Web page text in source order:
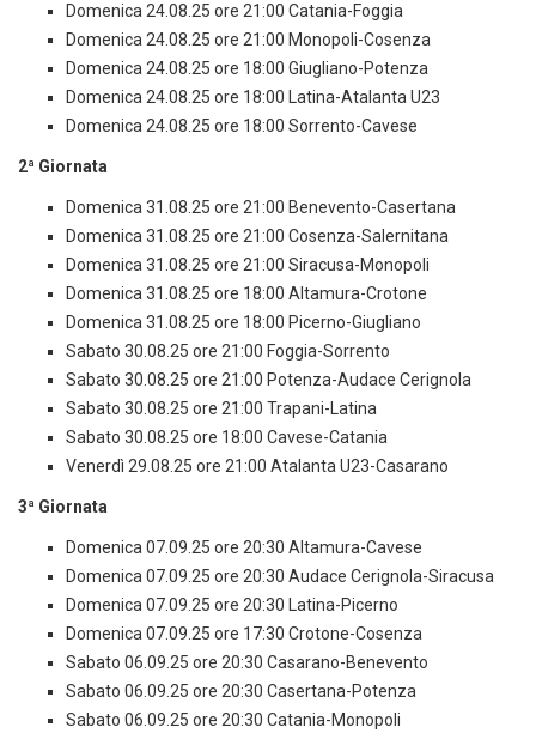
Domenica 24.08.25 ore 21:00 Catania-Foggia
Domenica 24.08.25 ore 21:00 Monopoli-Cosenza
Domenica 24.08.25 ore 18:00 Giugliano-Potenza
Domenica 24.08.25 ore 18:00 Latina-Atalanta U23
Domenica 24.08.25 ore 18:00 Sorrento-Cavese
2ª Giornata
Domenica 31.08.25 ore 21:00 Benevento-Casertana
Domenica 31.08.25 ore 21:00 Cosenza-Salernitana
Domenica 31.08.25 ore 21:00 Siracusa-Monopoli
Domenica 31.08.25 ore 18:00 Altamura-Crotone
Domenica 31.08.25 ore 18:00 Picerno-Giugliano
Sabato 30.08.25 ore 21:00 Foggia-Sorrento
Sabato 30.08.25 ore 21:00 Potenza-Audace Cerignola
Sabato 30.08.25 ore 21:00 Trapani-Latina
Sabato 30.08.25 ore 18:00 Cavese-Catania
Venerdì 29.08.25 ore 21:00 Atalanta U23-Casarano
3ª Giornata
Domenica 07.09.25 ore 20:30 Altamura-Cavese
Domenica 07.09.25 ore 20:30 Audace Cerignola-Siracusa
Domenica 07.09.25 ore 20:30 Latina-Picerno
Domenica 07.09.25 ore 17:30 Crotone-Cosenza
Sabato 06.09.25 ore 20:30 Casarano-Benevento
Sabato 06.09.25 ore 20:30 Casertana-Potenza
Sabato 06.09.25 ore 20:30 Catania-Monopoli